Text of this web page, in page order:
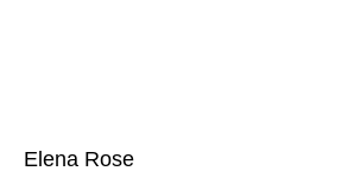
Elena Rose